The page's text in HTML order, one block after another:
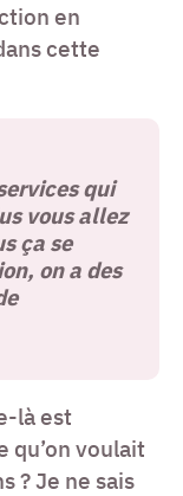
en
cette
qui
vous allez
ça se
on a des
là est
qu’on voulait
? Je ne sais